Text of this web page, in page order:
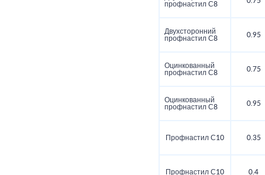
профнастил С8
Двухсторонний
профнастил С8
0.95
Оцинкованный
профнастил С8
0.75
Оцинкованный
профнастил С8
0.95
Профнастил С10 0.35
Профнастил С10 0.4